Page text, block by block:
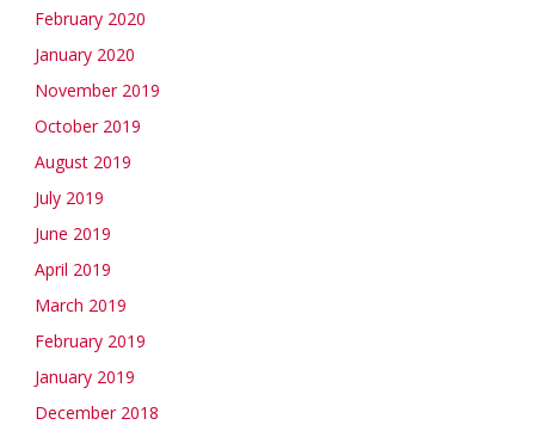
February 2020
January 2020
November 2019
October 2019
August 2019
July 2019
June 2019
April 2019
March 2019
February 2019
January 2019
December 2018